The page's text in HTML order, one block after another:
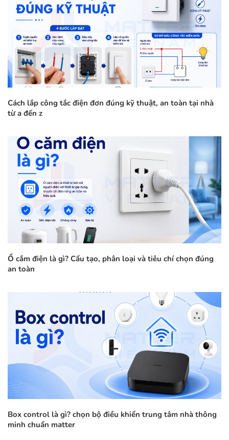
Cách lắp công tắc điện đơn đúng kỹ thuật, an toàn tại nhà
từ a đến z
Ổ cắm điện là gì? Cấu tạo, phân loại và tiêu chí chọn đúng
an toàn
Box control là gì? chọn bộ điều khiển trung tâm nhà thông
minh chuẩn matter